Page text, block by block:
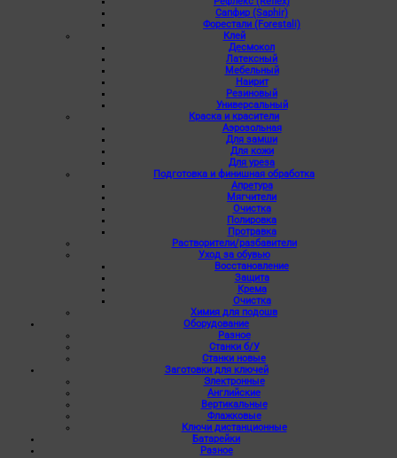
Сапфир (Saphir)
Форестали (Forestali)
Клей
Десмокол
Латексный
Мебельный
Наирит
Резиновый
Универсальный
Краска и красители
Аэрозольная
Для замши
Для кожи
Для уреза
Подготовка и финишная обработка
Апретура
Мягчители
Очистка
Полировка
Протравка
Растворители/разбавители
Уход за обувью
Восстановление
Защита
Крема
Очистка
Химия для подошв
Оборудование
Разное
Станки б/У
Станки новые
Заготовки для ключей
Электронные
Английские
Вертикальные
Флажковые
Ключи дистанционные
Батарейки
Разное